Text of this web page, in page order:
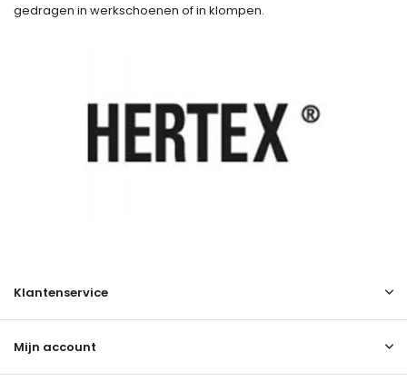
gedragen in werkschoenen of in klompen.
Klantenservice
Mijn account